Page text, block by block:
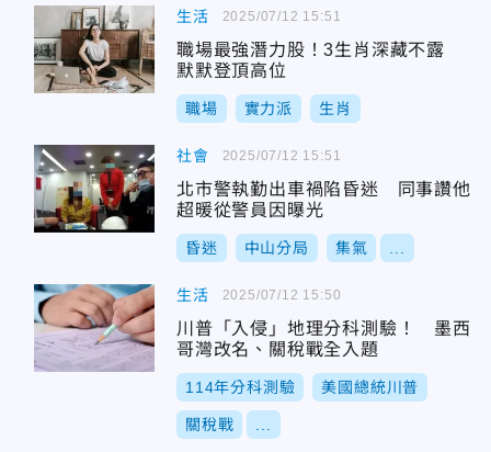
生活
職場最強潛力股！3生肖深藏不露
默默登頂高位
職場 實力派 生肖
2025/07/12 15:51
社會
北市警執勤出車禍陷昏迷 同事讚他
超暖從警員因曝光
昏迷 中山分局 集氣
2025/07/12 15:51
生活
川普「入侵」地理分科測驗！ 墨西
哥灣改名、關稅戰全入題
114年分科測驗 美國總統川普
關稅戰
2025/07/12 15:50